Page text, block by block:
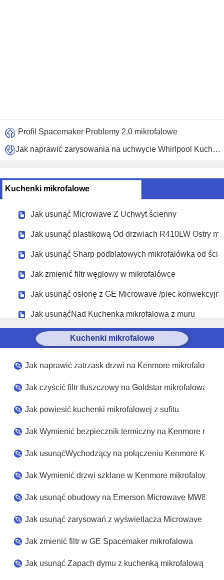
Profil Spacemaker Problemy 2.0 mikrofalowe
Jak naprawić zarysowania na uchwycie Whirlpool Kuchenka mikrofalowa
Kuchenki mikrofalowe
Jak usunąć Microwave Z Uchwyt ścienny
Jak usunąć plastikową Od drzwiach R410LW Ostry
Jak usunąć Sharp podblatowych mikrofalówka od
Jak zmienić filtr węglowy w mikrofalówce
Jak usunąć osłonę z GE Microwave /piec konwekcyjny
Jak usunąćNad Kuchenka mikrofalowa z muru
Kuchenki mikrofalowe
Jak naprawić zatrzask drzwi na Kenmore mikrofalowa
Jak czyścić filtr tłuszczowy na Goldstar mikrofalowa
Jak powiesić kuchenki mikrofalowej z sufitu
Jak Wymienić bezpiecznik termiczny na Kenmore
Jak usunąćWychodzący na połączeniu Kenmore
Jak Wymienić drzwi szklane w Kenmore mikrofalowa
Jak usunąć obudowy na Emerson Microwave
Jak usunąć zarysowań z wyświetlacza Microwave
Jak zmienić filtr w GE Spacemaker mikrofalowa
Jak usunąć Zapach dymu z kuchenką mikrofalową ?